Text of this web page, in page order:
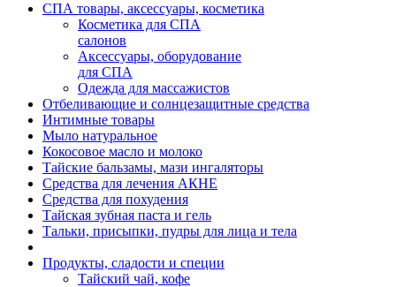
СПА товары, аксессуары, косметика
Косметика для СПА
салонов
Аксессуары, оборудование
для СПА
Одежда для массажистов
Отбеливающие и солнцезащитные средства
Интимные товары
Мыло натуральное
Кокосовое масло и молоко
Тайские бальзамы, мази ингаляторы
Средства для лечения АКНЕ
Средства для похудения
Тайская зубная паста и гель
Тальки, присыпки, пудры для лица и тела
Продукты, сладости и специи
Тайский чай, кофе